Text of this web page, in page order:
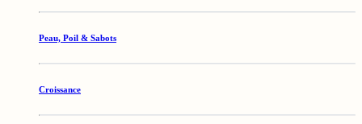
Peau, Poil & Sabots
Croissance